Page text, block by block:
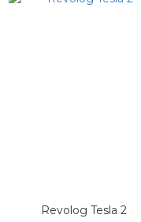
Revolog Tesla 2